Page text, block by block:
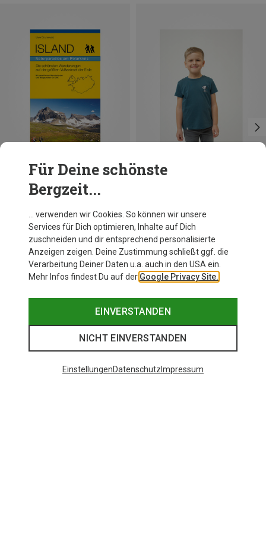
Verlag Uwe Grunewald
Island - Naturparadies am Polarkreis
Bavarian Caps
34,95 €
134|146
152|164
Für Deine schönste
Bergzeit...
… verwenden wir Cookies. So können wir unsere
Services für Dich optimieren, Inhalte auf Dich
zuschneiden und dir entsprechend personalisierte
Anzeigen zeigen. Deine Zustimmung schließt ggf. die
Verarbeitung Deiner Daten u.a. auch in den USA ein.
Mehr Infos findest Du auf der Google Privacy Site.
EINVERSTANDEN
NICHT EINVERSTANDEN
EinstellungenDatenschutz Impressum